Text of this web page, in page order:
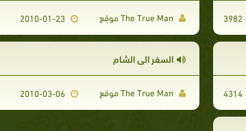
3982
4314
السفر الى الشام